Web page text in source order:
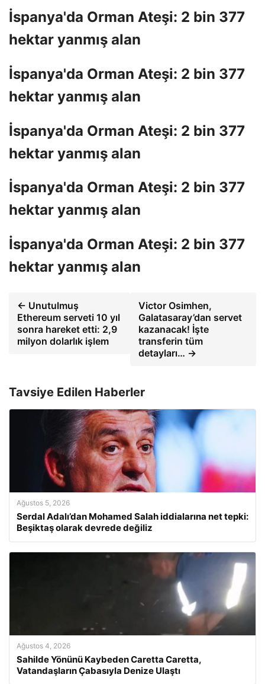
İspanya'da Orman Ateşi: 2 bin 377
hektar yanmış alan
İspanya'da Orman Ateşi: 2 bin 377
hektar yanmış alan
İspanya'da Orman Ateşi: 2 bin 377
hektar yanmış alan
İspanya'da Orman Ateşi: 2 bin 377
hektar yanmış alan
İspanya'da Orman Ateşi: 2 bin 377
hektar yanmış alan
← Unutulmuş
Ethereum serveti 10 yıl
sonra hareket etti: 2,9
milyon dolarlık işlem
Victor Osimhen,
Galatasaray’dan servet
kazanacak! İşte
transferin tüm
detayları… →
Tavsiye Edilen Haberler
Ağustos 5, 2026
Serdal Adalı’dan Mohamed Salah iddialarına net tepki:
Beşiktaş olarak devrede değiliz
Ağustos 4, 2026
Sahilde Yönünü Kaybeden Caretta Caretta,
Vatandaşların Çabasıyla Denize Ulaştı